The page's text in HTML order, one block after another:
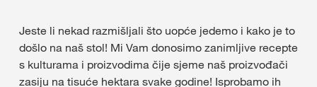
Jeste li nekad razmišljali što uopće jedemo i kako je to
došlo na naš stol! Mi Vam donosimo zanimljive recepte
s kulturama i proizvodima čije sjeme naš proizvođači
zasiju na tisuće hektara svake godine! Isprobamo ih